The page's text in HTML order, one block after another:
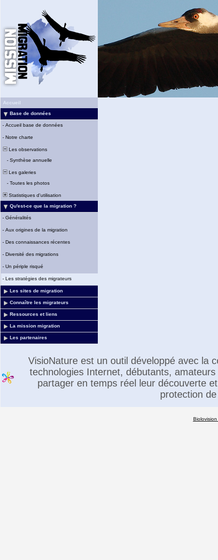
Accueil
Base de données
- Accueil base de données
- Notre charte
Les observations
- Synthèse annuelle
Les galeries
- Toutes les photos
Statistiques d'utilisation
Qu'est-ce que la migration ?
- Généralités
- Aux origines de la migration
- Des connaissances récentes
- Diversité des migrations
- Un périple risqué
- Les stratégies des migrateurs
Les sites de migration
Connaître les migrateurs
Ressources et liens
La mission migration
Les partenaires
VisioNature est un outil développé avec la
technologies Internet, débutants,
partager en temps réel leur découverte
protection
Biolovision